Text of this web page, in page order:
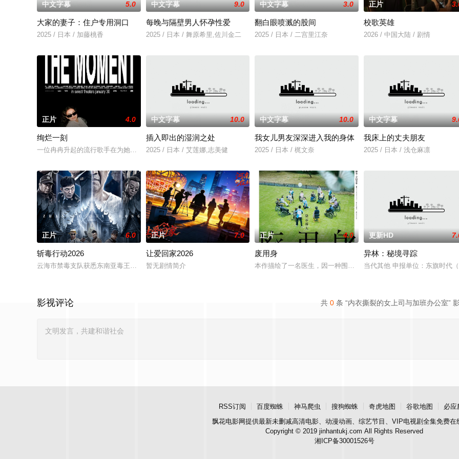
中文字幕 5.0
大家的妻子：住户专用洞口
2025 / 日本 / 加藤桃香
中文字幕 9.0
每晚与隔壁男人怀孕性爱
2025 / 日本 / 舞原希里,佐川金二
中文字幕 3.0
翻白眼喷溅的股间
2025 / 日本 / 二宫里江奈
正片
校歌英雄
2026 / 中国大陆 / 剧情
正片 4.0
绚烂一刻
一位冉冉升起的流行歌手在为她的巡回演唱会首秀做准备的同时，努力应对名利和行业压力的复杂压力，揭示了地下文化向主流成功的转变。
中文字幕 10.0
插入即出的湿润之处
2025 / 日本 / 艾莲娜,志美健
中文字幕 10.0
我女儿男友深深进入我的身体
2025 / 日本 / 梶文奈
中文字幕
我床上的丈夫朋友
2025 / 日本 / 浅仓麻凛
正片 6.0
斩毒行动2026
云海市禁毒支队获悉东南亚毒王廖爷将携600余公斤毒品来云交易，火速成立“斩毒行动”专案组，借调警员安迪参战。首轮毒贩阿泰交易败露被
正片 7.0
让爱回家2026
暂无剧情简介
正片 4.0
废用身
本作描绘了一名医生，因一种围绕“废用身”——因瘫痪等原因已无
更新HD
异林：秘境寻踪
当代其他 申报单位：东旗时代
共 0 条 “内衣撕裂的女上司与加班办公室”
影视评论
RSS订阅 百度蜘蛛 神马爬虫 搜狗蜘蛛 奇虎地图 谷歌地图
必应
飘花电影网提供最新未删减高清电影、动漫动画、综艺节目、VIP电视剧全集免费在
Copyright © 2019 jinhantukj.com All Rights Reserved
湘ICP备30001526号